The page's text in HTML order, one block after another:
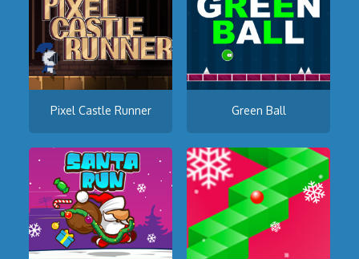
Pixel Castle Runner Green Ball